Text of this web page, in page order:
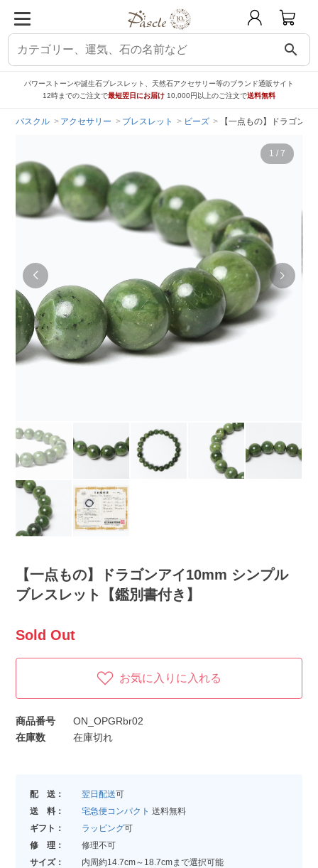
search
パワーストーンや誕生石ブレスレット、天然石アクセサリー等のブランド通販サイト
12時までのご注文で最短翌日にお届け 10,000円以上のご注文で送料無料
パスクル アクセサリー ブレスレット ビーズ 【一点もの】ドラゴン
1 / 7
【一点もの】ドラゴンアイ10mm シンプル
ブレスレット【鑑別書付き】
Sold Out
お気に入りに入れる
商品番号
ON_OPGRbr02
在庫数
在庫切れ
配 送： 翌日配送可
送 料：
宅急便コンパクト 送料無料
ギフト：
ラッピング可
修 理：
修理不可
サイズ：
内周約14.7cm～18.7cmまで選択可能